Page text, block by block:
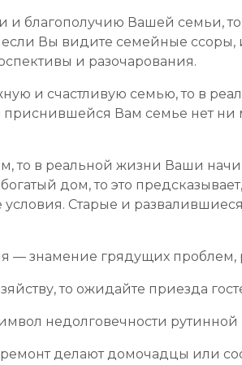
и благополучию Вашей семьи,
Вы видите семейные
и разочарования.
и счастливую семью, то в
Вам семье нет
то в реальной жизни Ваши
дом, то это
Старые и
— знамение грядущих проблем,
то ожидайте приезда
недолговечности рутинной
делают домочадцы или